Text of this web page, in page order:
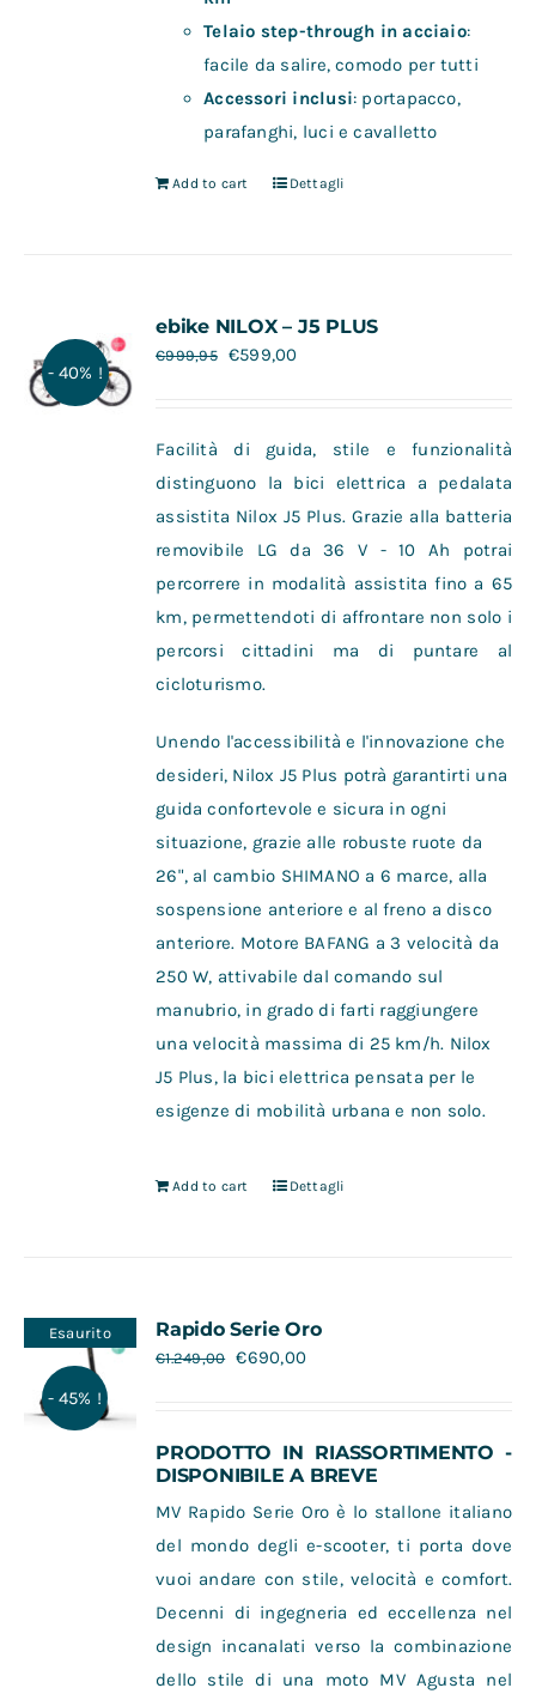
Telaio step-through in acciaio:
facile da salire, comodo per tutti
Accessori inclusi: portapacco,
parafanghi, luci e cavalletto
Add to cart Dettagli
- 40% !
ebike NILOX – J5 PLUS
€999,95 €599,00
Facilità di guida, stile e funzionalità
distinguono la bici elettrica a pedalata
assistita Nilox J5 Plus. Grazie alla batteria
removibile LG da 36 V - 10 Ah potrai
percorrere in modalità assistita fino a 65
km, permettendoti di affrontare non solo i
percorsi cittadini ma di puntare al
cicloturismo.
Unendo l'accessibilità e l'innovazione che
desideri, Nilox J5 Plus potrà garantirti una
guida confortevole e sicura in ogni
situazione, grazie alle robuste ruote da
26", al cambio SHIMANO a 6 marce, alla
sospensione anteriore e al freno a disco
anteriore. Motore BAFANG a 3 velocità da
250 W, attivabile dal comando sul
manubrio, in grado di farti raggiungere
una velocità massima di 25 km/h. Nilox
J5 Plus, la bici elettrica pensata per le
esigenze di mobilità urbana e non solo.
Add to cart Dettagli
Esaurito
- 45% !
Rapido Serie Oro
€1.249,00 €690,00
PRODOTTO IN RIASSORTIMENTO -
DISPONIBILE A BREVE
MV Rapido Serie Oro è lo stallone italiano
del mondo degli e-scooter, ti porta dove
vuoi andare con stile, velocità e comfort.
Decenni di ingegneria ed eccellenza nel
design incanalati verso la combinazione
dello stile di una moto MV Agusta nel